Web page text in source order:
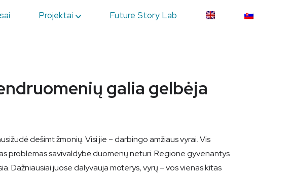
Projektai Future Story Lab
galia gelbėja
dešimt žmonių. Visi jie – darbingo amžiaus vyrai. Vis
problemas savivaldybė duomenų neturi. Regione gyvenantys
Dažniausiai juose dalyvauja moterys, vyrų – vos vienas kitas